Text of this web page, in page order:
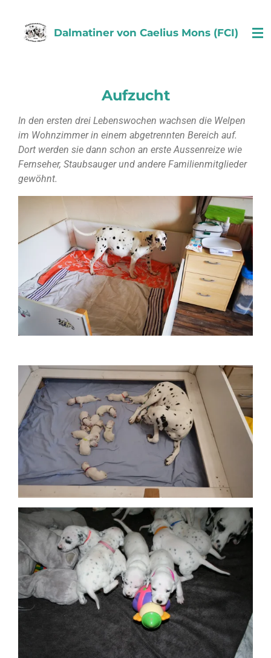
Hauptinhalt
springen
Dalmatiner von Caelius Mons (FCI)
Aufzucht
In den ersten drei Lebenswochen wachsen die Welpen
im Wohnzimmer in einem abgetrennten Bereich auf.
Dort werden sie dann schon an erste Aussenreize wie
Fernseher, Staubsauger und andere Familienmitglieder
gewöhnt.